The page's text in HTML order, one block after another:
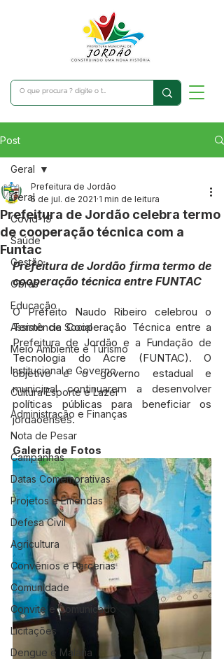
Post
Geral
Covid-19
Saúde
Gestão
Obras
Educação
Assistência Social
Meio Ambiente e Turismo
Institucional e Governo
Cultura Esporte e Lazer
Administração e Finanças
Nota de Pesar
Campanhas
Datas Comemorativas
Projetos e Emendas
Defesa Civil
Agricultura
Convênios e Parcerias
Comunidade
Convite e Comunicado
Licitações
Dengue e Malária
Geral
Prefeitura de Jordão celebra termo
de cooperação técnica com a
Funtac
Prefeitura de Jordão
5 de jul. de 2021 1 min de leitura
Prefeitura de Jordão firma termo de
cooperação técnica entre FUNTAC
O Prefeito Naudo Ribeiro celebrou o
Termo de Cooperação Técnica entre a
Prefeitura de Jordão e a Fundação de
Tecnologia do Acre (FUNTAC). O
objetivo é o governo estadual e
municipal continuarem a desenvolver
políticas públicas para beneficiar os
jordaoenses.
Galeria de Fotos